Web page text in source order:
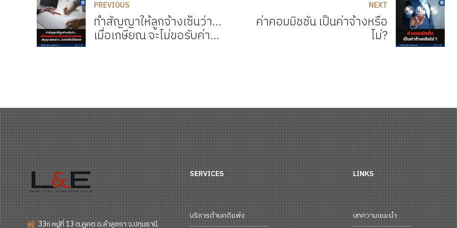
PREVIOUS
ทำสัญญาให้ลูกจ้างเซ็นว่า...
เมื่อเกษียณ จะไม่ขอรับค่า
NEXT
ค่าคอมมิชชั่น เป็นค่าจ้างหรือ
ไม่?
33ก หมู่ที่ 13 ต.คูคต อ.ลำลูกกา จ.ปทุมธานี
SERVICES
บริการด้านคดีแพ่ง
LINKS
บทความแนะนำ